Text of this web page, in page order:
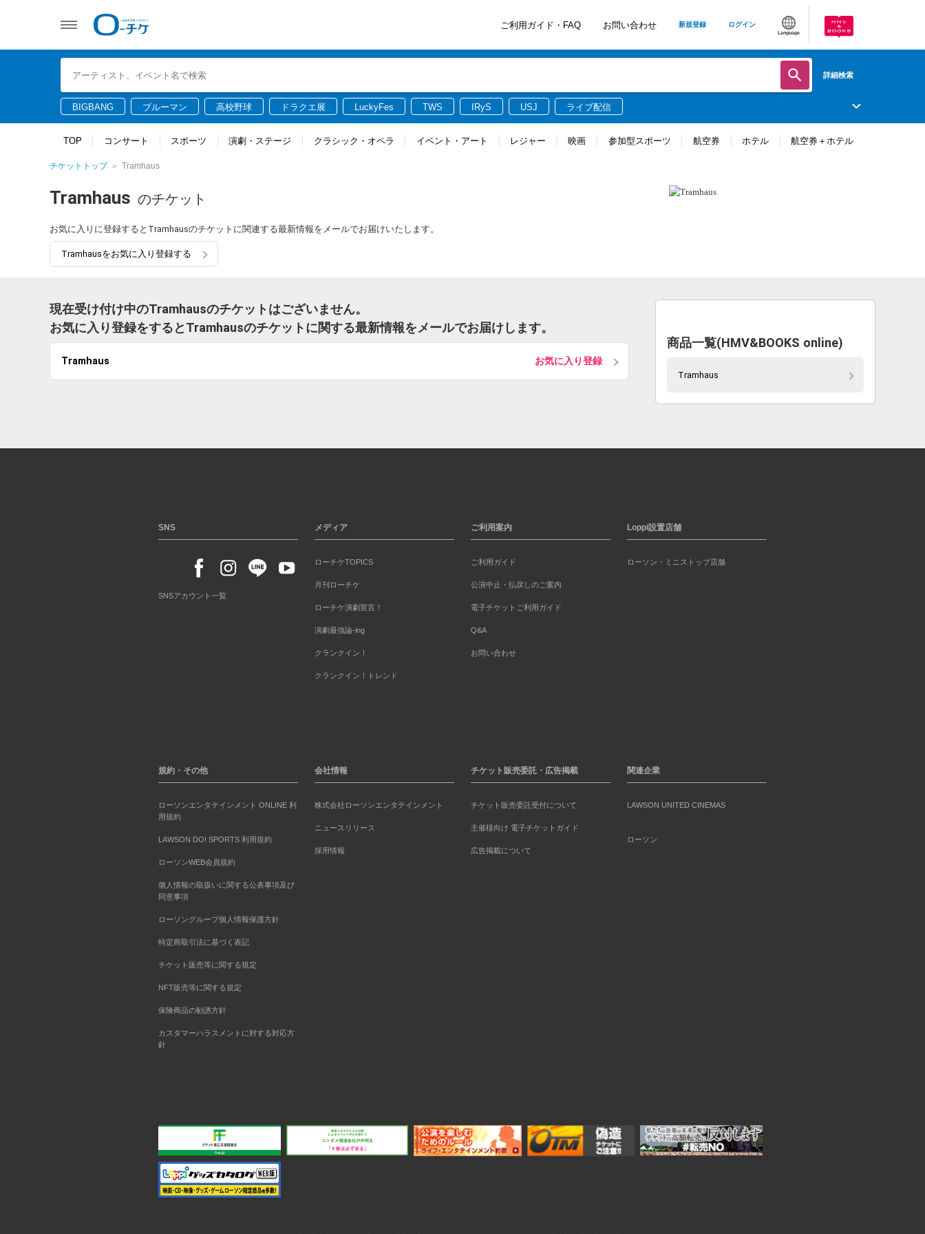
ご利用ガイド・FAQ お問い合わせ 新規登録 ログイン
Language
詳細検索
BIGBANG ブルーマン 高校野球 ドラクエ展 LuckyFes TWS IRyS USJ ライブ配信
TOP コンサート スポーツ 演劇・ステージ クラシック・オペラ イベント・アート レジャー 映画 参加型スポーツ 航空券 ホテル 航空券＋ホテル
チケットトップ Tramhaus
Tramhaus のチケット
お気に入りに登録するとTramhausのチケットに関連する最新情報をメールでお届けいたします。
Tramhausをお気に入り登録する
現在受け付け中のTramhausのチケットはございません。
お気に入り登録をするとTramhausのチケットに関する最新情報をメールでお届けします。
Tramhaus お気に入り登録
商品一覧(HMV&BOOKS online)
Tramhaus
SNS
SNSアカウント一覧
メディア
ローチケTOPICS
月刊ローチケ
ローチケ演劇宣言！
演劇最強論-ing
クランクイン！
クランクイン！トレンド
ご利用案内
ご利用ガイド
公演中止・払戻しのご案内
電子チケットご利用ガイド
Q&A
お問い合わせ
Loppi設置店舗
ローソン・ミニストップ店舗
規約・その他
ローソンエンタテインメント ONLINE 利
用規約
LAWSON DO! SPORTS 利用規約
ローソンWEB会員規約
個人情報の取扱いに関する公表事項及び
同意事項
ローソングループ個人情報保護方針
特定商取引法に基づく表記
チケット販売等に関する規定
NFT販売等に関する規定
保険商品の勧誘方針
カスタマーハラスメントに対する対応方
針
会社情報
株式会社ローソンエンタテインメント
ニュースリリース
採用情報
チケット販売委託・広告掲載
チケット販売委託受付について
主催様向け 電子チケットガイド
広告掲載について
関連企業
LAWSON UNITED CINEMAS
ローソン